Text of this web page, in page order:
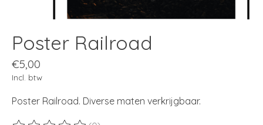
Poster Railroad
€5,00
Incl. btw
Poster Railroad. Diverse maten verkrijgbaar.